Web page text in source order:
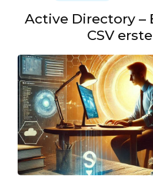
Active Directory –
CSV